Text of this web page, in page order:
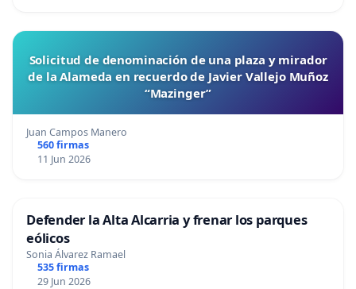
Solicitud de denominación de una plaza y mirador
de la Alameda en recuerdo de Javier Vallejo Muñoz
“Mazinger”
Juan Campos Manero
560 firmas
11 Jun 2026
Defender la Alta Alcarria y frenar los parques
eólicos
Sonia Álvarez Ramael
535 firmas
29 Jun 2026